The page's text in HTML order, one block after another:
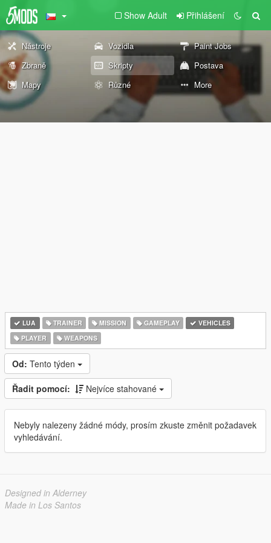
Show Adult Přihlášení
Nástroje Vozidla
Paint Jobs
Zbraně
Skripty
Postava
Mapy
Různé More
LUA TRAINER MISSION GAMEPLAY
VEHICLES
PLAYER
WEAPONS
Od: Tento týden
Řadit pomocí: Nejvíce stahované
Nebyly nalezeny žádné módy, prosím zkuste změnit požadavek
vyhledávání.
Designed in Alderney
Made in Los Santos